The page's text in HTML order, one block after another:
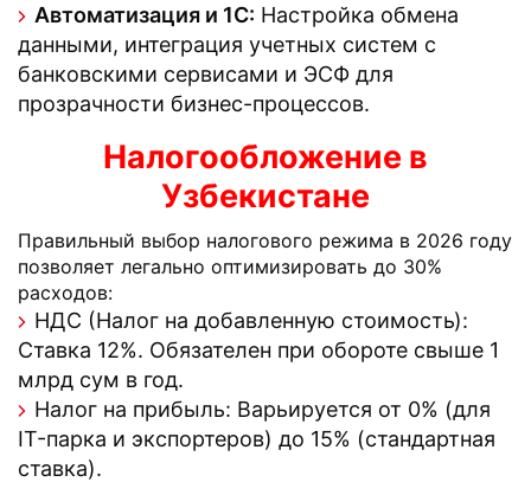
Автоматизация и 1С: Настройка обмена
данными, интеграция учетных систем с
банковскими сервисами и ЭСФ для
прозрачности бизнес-процессов.
Налогообложение в
Узбекистане
Правильный выбор налогового режима в 2026 году
позволяет легально оптимизировать до 30%
расходов:
НДС (Налог на добавленную стоимость):
Ставка 12%. Обязателен при обороте свыше 1
млрд сум в год.
Налог на прибыль: Варьируется от 0% (для
IT-парка и экспортеров) до 15% (стандартная
ставка).